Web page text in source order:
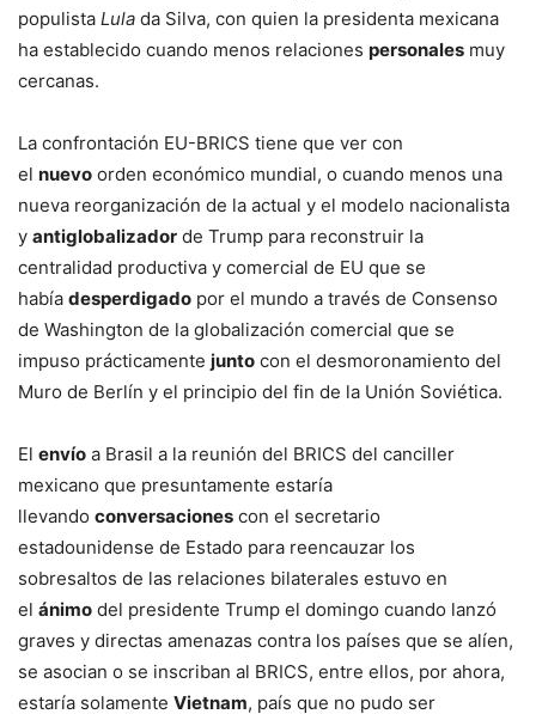
populista Lula da Silva, con quien la presidenta mexicana
ha establecido cuando menos relaciones personales muy
cercanas.
La confrontación EU-BRICS tiene que ver con
el nuevo orden económico mundial, o cuando menos una
nueva reorganización de la actual y el modelo nacionalista
y antiglobalizador de Trump para reconstruir la
centralidad productiva y comercial de EU que se
había desperdigado por el mundo a través de Consenso
de Washington de la globalización comercial que se
impuso prácticamente junto con el desmoronamiento del
Muro de Berlín y el principio del fin de la Unión Soviética.
El envío a Brasil a la reunión del BRICS del canciller
mexicano que presuntamente estaría
llevando conversaciones con el secretario
estadounidense de Estado para reencauzar los
sobresaltos de las relaciones bilaterales estuvo en
el ánimo del presidente Trump el domingo cuando lanzó
graves y directas amenazas contra los países que se alíen,
se asocian o se inscriban al BRICS, entre ellos, por ahora,
estaría solamente Vietnam, país que no pudo ser